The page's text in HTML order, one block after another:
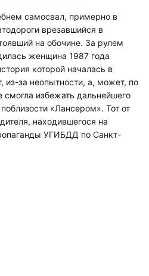
самосвал, примерно в
врезавшийся в
на обочине. За рулем
женщина 1987 года
которой началась в
из-за неопытности, а, может, по
избежать дальнейшего
«Лансером». Тот от
находившегося на
УГИБДД по Санкт-